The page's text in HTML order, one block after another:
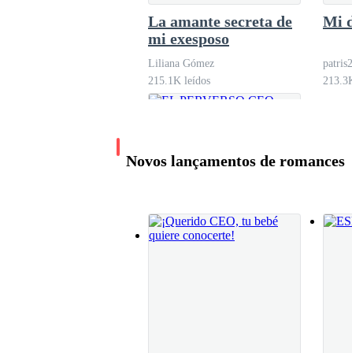
La amante secreta de
mi exesposo
Liliana Gómez
215.1K leídos
Mi
Novos lançamentos de romances